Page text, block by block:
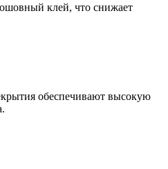
клей, что снижает
обеспечивают высокую